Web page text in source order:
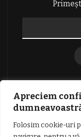
Apreciem
Folosim cookie-uri